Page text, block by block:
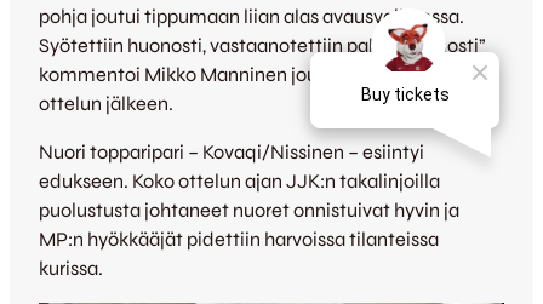
pohja joutui tippumaan liian alas avausvaiheessa.
Syötettiin huonosti, vastaanotettiin palloa huonosti”
kommentoi Mikko Manninen joukkueen esitystä
ottelun jälkeen.
Nuori topparipari – Kovaqi/Nissinen – esiintyi
edukseen. Koko ottelun ajan JJK:n takalinjoilla
puolustusta johtaneet nuoret onnistuivat hyvin ja
MP:n hyökkääjät pidettiin harvoissa tilanteissa
kurissa.